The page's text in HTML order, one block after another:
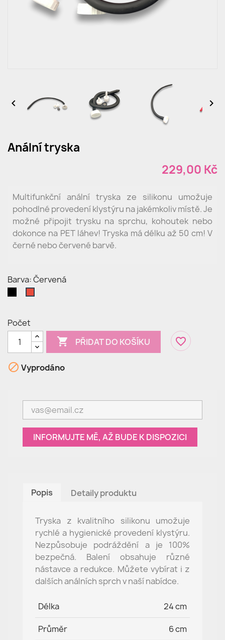
 
Anální tryska
229,00 Kč
Multifunkční anální tryska ze silikonu umožuje
pohodlné provedení klystýru na jakémkoliv místě. Je
možné připojit trysku na sprchu, kohoutek nebo
dokonce na PET láhev! Tryska má délku až 50 cm! V
černé nebo červené barvě.
Barva: Červená
Počet
 PŘIDAT DO KOŠÍKU favorite_border
 Vyprodáno
INFORMUJTE MĚ, AŽ BUDE K DISPOZICI
Popis Detaily produktu
Tryska z kvalitního silikonu umožuje
rychlé a hygienické provedení klystýru.
Nezpůsobuje podráždění a je 100%
bezpečná. Balení obsahuje různé
nástavce a redukce. Můžete vybírat i z
dalších análních sprch v naší nabídce.
Délka 24 cm
Průměr 6 cm